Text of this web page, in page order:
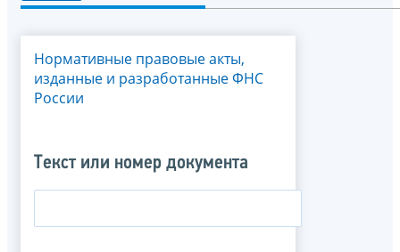
Нормативные правовые акты,
изданные и разработанные ФНС
России
Текст или номер документа